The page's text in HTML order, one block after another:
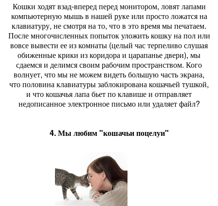
Кошки ходят взад-вперед перед монитором, ловят лапами
компьютерную мышь в нашей руке или просто ложатся на
клавиатуру, не смотря на то, что в это время мы печатаем.
После многочисленных попыток уложить кошку на пол или
вовсе вывести ее из комнаты (целый час терпеливо слушая
обиженные крики из коридора и царапанье двери), мы
сдаемся и делимся своим рабочим пространством. Кого
волнует, что мы не можем видеть большую часть экрана,
что половина клавиатуры заблокирована кошачьей тушкой,
и что кошачья лапа бьет по клавише и отправляет
недописанное электронное письмо или удаляет файл?
4. Мы любим "кошачьи поцелуи"